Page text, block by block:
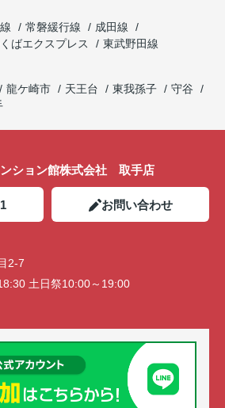
常磐緩行線
成田線
ばエクスプレス
東武野田線
龍ケ崎市 天王台 東我孫子
守谷
ション館株式会社 取手店
お問い合わせ
2-7
土日祭10:00～19:00